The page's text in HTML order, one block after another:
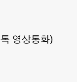
영상통화)